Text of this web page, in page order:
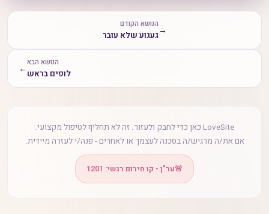
→הנושא הקודם
געגוע שלא עובר
הנושא הבא
לופים בראש←
LoveSite כאן כדי לחבק ולעזור. זה לא תחליף לטיפול מקצועי.
אם את/ה מרגיש/ה בסכנה לעצמך או לאחרים - פנה/י לעזרה מיידית.
🚨ער"ן - קו חירום רגשי: 1201